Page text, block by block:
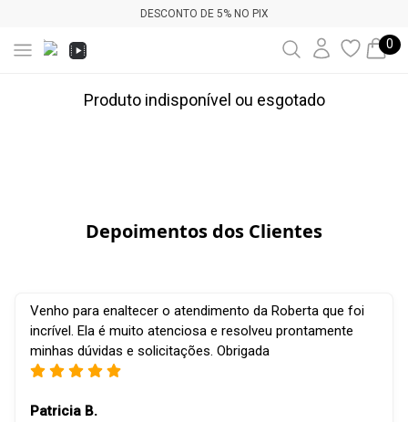
DESCONTO DE 5% NO PIX
0
Produto indisponível ou esgotado
Depoimentos dos Clientes
Venho para enaltecer o atendimento da Roberta que foi
incrível. Ela é muito atenciosa e resolveu prontamente
minhas dúvidas e solicitações. Obrigada
Patricia B.